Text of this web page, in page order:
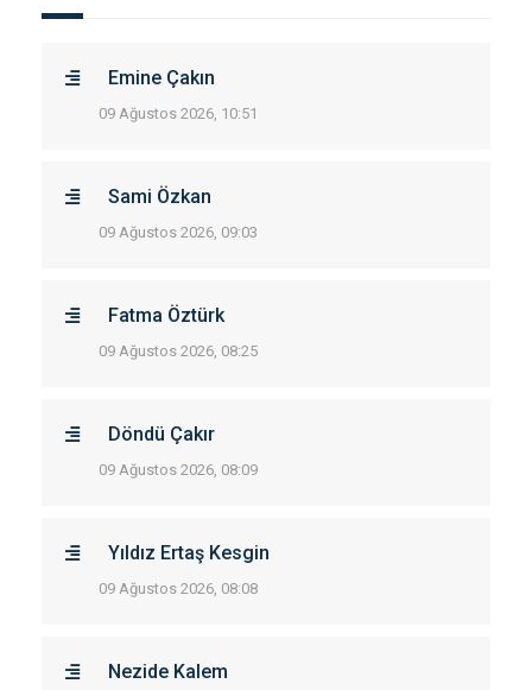
Emine Çakın
09 Ağustos 2026, 10:51
Sami Özkan
09 Ağustos 2026, 09:03
Fatma Öztürk
09 Ağustos 2026, 08:25
Döndü Çakır
09 Ağustos 2026, 08:09
Yıldız Ertaş Kesgin
09 Ağustos 2026, 08:08
Nezide Kalem